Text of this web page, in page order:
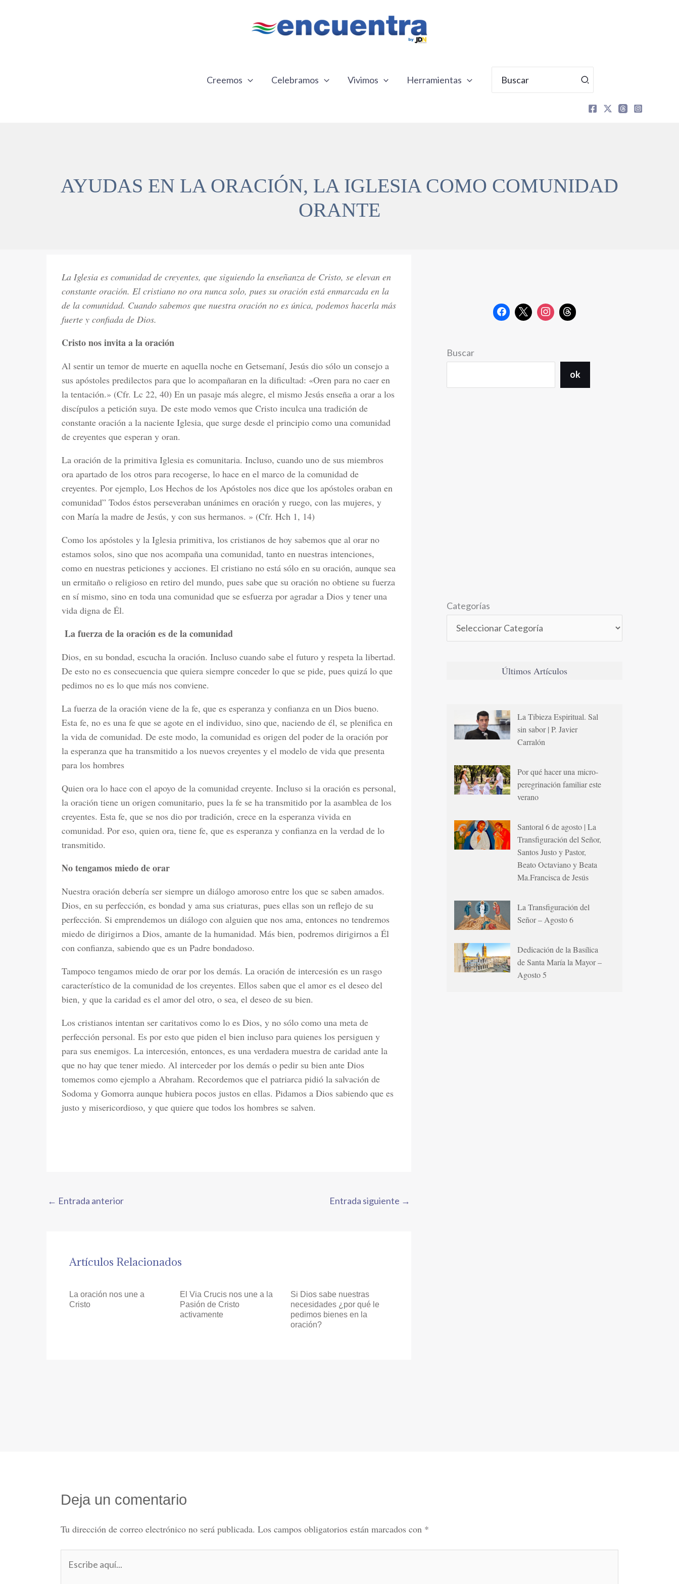
Creemos Celebramos Vivimos Herramientas
por:
AYUDAS EN LA ORACIÓN, LA IGLESIA COMO COMUNIDAD
ORANTE
La Iglesia es comunidad de creyentes, que siguiendo la enseñanza de Cristo, se elevan en
constante oración. El cristiano no ora nunca solo, pues su oración está enmarcada en la
de la comunidad. Cuando sabemos que nuestra oración no es única, podemos hacerla más
fuerte y confiada de Dios.
Cristo nos invita a la oración
Al sentir un temor de muerte en aquella noche en Getsemaní, Jesús dio sólo un consejo a
sus apóstoles predilectos para que lo acompañaran en la dificultad: «Oren para no caer en
la tentación.» (Cfr. Lc 22, 40) En un pasaje más alegre, el mismo Jesús enseña a orar a los
discípulos a petición suya. De este modo vemos que Cristo inculca una tradición de
constante oración a la naciente Iglesia, que surge desde el principio como una comunidad
de creyentes que esperan y oran.
La oración de la primitiva Iglesia es comunitaria. Incluso, cuando uno de sus miembros
ora apartado de los otros para recogerse, lo hace en el marco de la comunidad de
creyentes. Por ejemplo, Los Hechos de los Apóstoles nos dice que los apóstoles oraban en
comunidad” Todos éstos perseveraban unánimes en oración y ruego, con las mujeres, y
con María la madre de Jesús, y con sus hermanos. » (Cfr. Hch 1, 14)
Como los apóstoles y la Iglesia primitiva, los cristianos de hoy sabemos que al orar no
estamos solos, sino que nos acompaña una comunidad, tanto en nuestras intenciones,
como en nuestras peticiones y acciones. El cristiano no está sólo en su oración, aunque sea
un ermitaño o religioso en retiro del mundo, pues sabe que su oración no obtiene su fuerza
en sí mismo, sino en toda una comunidad que se esfuerza por agradar a Dios y tener una
vida digna de Él.
La fuerza de la oración es de la comunidad
Dios, en su bondad, escucha la oración. Incluso cuando sabe el futuro y respeta la libertad.
De esto no es consecuencia que quiera siempre conceder lo que se pide, pues quizá lo que
pedimos no es lo que más nos conviene.
La fuerza de la oración viene de la fe, que es esperanza y confianza en un Dios bueno.
Esta fe, no es una fe que se agote en el individuo, sino que, naciendo de él, se plenifica en
la vida de comunidad. De este modo, la comunidad es origen del poder de la oración por
la esperanza que ha transmitido a los nuevos creyentes y el modelo de vida que presenta
para los hombres
Quien ora lo hace con el apoyo de la comunidad creyente. Incluso si la oración es personal,
la oración tiene un origen comunitario, pues la fe se ha transmitido por la asamblea de los
creyentes. Esta fe, que se nos dio por tradición, crece en la esperanza vivida en
comunidad. Por eso, quien ora, tiene fe, que es esperanza y confianza en la verdad de lo
transmitido.
No tengamos miedo de orar
Nuestra oración debería ser siempre un diálogo amoroso entre los que se saben amados.
Dios, en su perfección, es bondad y ama sus criaturas, pues ellas son un reflejo de su
perfección. Si emprendemos un diálogo con alguien que nos ama, entonces no tendremos
miedo de dirigirnos a Dios, amante de la humanidad. Más bien, podremos dirigirnos a Él
con confianza, sabiendo que es un Padre bondadoso.
Tampoco tengamos miedo de orar por los demás. La oración de intercesión es un rasgo
característico de la comunidad de los creyentes. Ellos saben que el amor es el deseo del
bien, y que la caridad es el amor del otro, o sea, el deseo de su bien.
Los cristianos intentan ser caritativos como lo es Dios, y no sólo como una meta de
perfección personal. Es por esto que piden el bien incluso para quienes los persiguen y
para sus enemigos. La intercesión, entonces, es una verdadera muestra de caridad ante la
que no hay que tener miedo. Al interceder por los demás o pedir su bien ante Dios
tomemos como ejemplo a Abraham. Recordemos que el patriarca pidió la salvación de
Sodoma y Gomorra aunque hubiera pocos justos en ellas. Pidamos a Dios sabiendo que es
justo y misericordioso, y que quiere que todos los hombres se salven.
← Entrada anterior Entrada siguiente →
Artículos Relacionados
La oración nos une a
Cristo
El Via Crucis nos une a la
Pasión de Cristo
activamente
Si Dios sabe nuestras
necesidades ¿por qué le
pedimos bienes en la
oración?
Buscar
ok
Categorías
Últimos Artículos
La Tibieza Espiritual. Sal
sin sabor | P. Javier
Carralón
Por qué hacer una micro-
peregrinación familiar este
verano
Santoral 6 de agosto | La
Transfiguración del Señor,
Santos Justo y Pastor,
Beato Octaviano y Beata
Ma.Francisca de Jesús
La Transfiguración del
Señor – Agosto 6
Dedicación de la Basílica
de Santa María la Mayor –
Agosto 5
Deja un comentario
Tu dirección de correo electrónico no será publicada. Los campos obligatorios están marcados con *
aquí...